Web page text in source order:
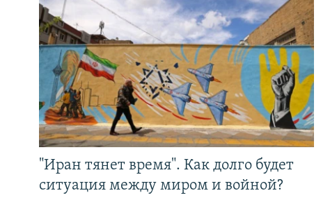
"Иран тянет время". Как долго будет
ситуация между миром и войной?